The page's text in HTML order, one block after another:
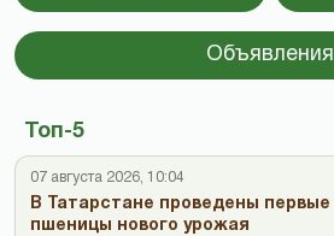
Объявления
Топ-5
07 августа 2026, 10:04
В Татарстане проведены первые
пшеницы нового урожая